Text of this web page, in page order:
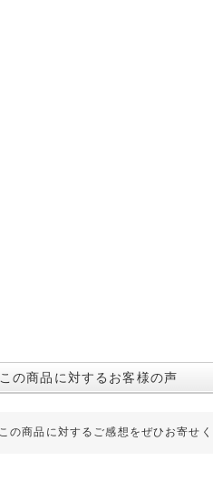
この商品に対するお客様の声
この商品に対するご感想をぜひお寄せ